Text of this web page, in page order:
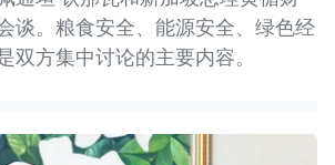
谈。粮食安全、能源安全、绿色经
双方集中讨论的主要内容。